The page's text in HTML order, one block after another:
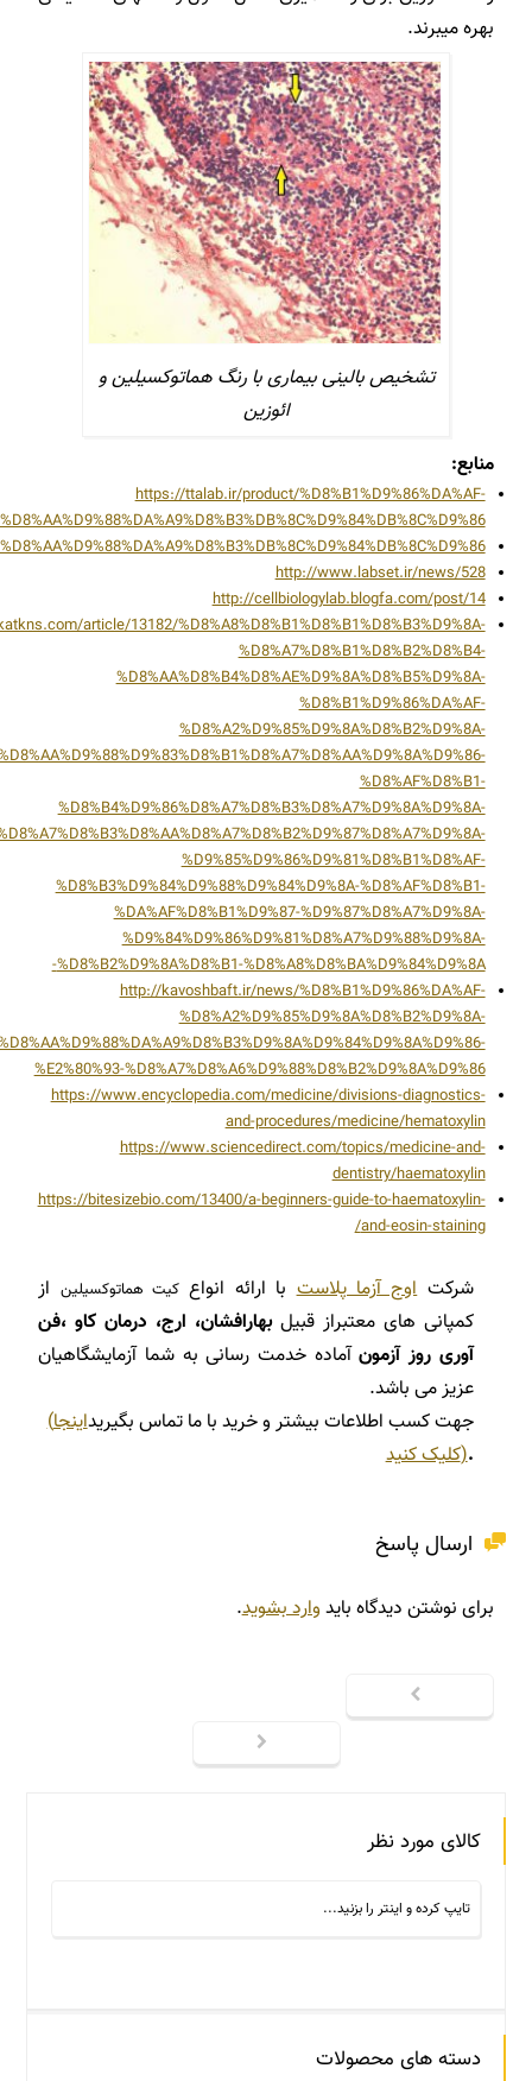
بهره می­برند.
تشخیص بالینی بیماری با رنگ هماتوکسیلین و
ائوزین
منابع:
https://ttalab.ir/product/%D8%B1%D9%86%DA%AF-
http://www.labset.ir/news/528
http://cellbiologylab.blogfa.com/post/14
article/13182/%D8%A8%D8%B1%D8%B1%D8%B3%D9%8A-
%D8%A7%D8%B1%D8%B2%D8%B4-
%D8%AA%D8%B4%D8%AE%D9%8A%D8%B5%D9%8A-
%D8%B1%D9%86%DA%AF-
%D8%A2%D9%85%D9%8A%D8%B2%D9%8A-
%D8%AF%D8%B1-
%D8%B4%D9%86%D8%A7%D8%B3%D8%A7%D9%8A%D9%8A-
%D9%85%D9%86%D9%81%D8%B1%D8%AF-
%D8%B3%D9%84%D9%88%D9%84%D9%8A-%D8%AF%D8%B1-
%DA%AF%D8%B1%D9%87-%D9%87%D8%A7%D9%8A-
%D9%84%D9%86%D9%81%D8%A7%D9%88%D9%8A-
%D8%B2%D9%8A%D8%B1-%D8%A8%D8%BA%D9%84%D9%8A-
http://kavoshbaft.ir/news/%D8%B1%D9%86%DA%AF-
%D8%A2%D9%85%D9%8A%D8%B2%D9%8A-
%E2%80%93-%D8%A7%D8%A6%D9%88%D8%B2%D9%8A%D9%86
https://www.encyclopedia.com/medicine/divisions-diagnostics-
and-procedures/medicine/hematoxylin
https://www.sciencedirect.com/topics/medicine-and-
dentistry/haematoxylin
https://bitesizebio.com/13400/a-beginners-guide-to-haematoxylin-
and-eosin-staining/
شرکت اوج آزما پلاست با ارائه انواع کیت هماتوکسیلین از
کمپانی های معتبراز قبیلبهارافشان، ارج، درمان کاو ،فن
آوری روز آزمونآماده خدمت رسانی به شما آزمایشگاهیان
عزیز می باشد.
جهت کسب اطلاعات بیشتر و خرید با ما تماس بگیرید
(اینجا
کلیک کنید).
ارسال پاسخ
برای نوشتن دیدگاه باید وارد بشوید.
کالای مورد نظر
دسته های محصولات